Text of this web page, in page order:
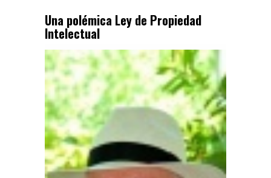
Una polémica Ley de Propiedad
Intelectual